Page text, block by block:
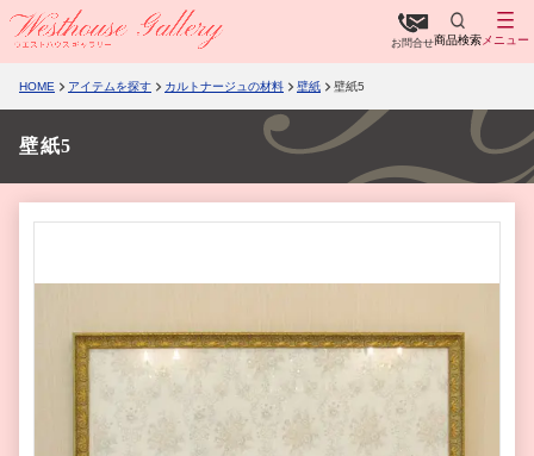
お問合せ商品検索 メニュー
HOME アイテムを探す カルトナージュの材料 壁紙 壁紙5
壁紙5